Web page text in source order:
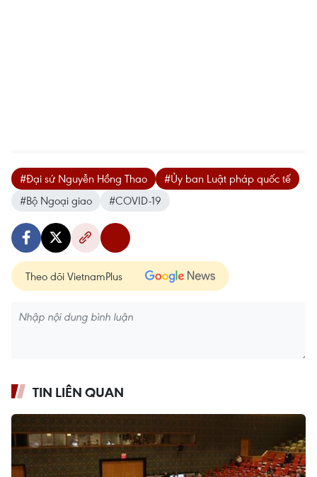
#Đại sứ Nguyễn Hồng Thao
#Ủy ban Luật pháp quốc tế
#Bộ Ngoại giao
#COVID-19
Theo dõi VietnamPlus
TIN LIÊN QUAN